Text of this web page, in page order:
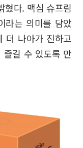
혔다. 맥심 슈프림
라는 의미를 담았
더 나아가 진하고
즐길 수 있도록 만